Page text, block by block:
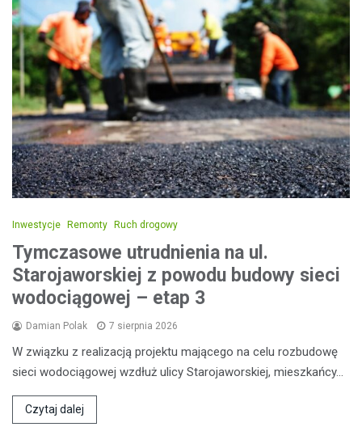
Inwestycje Remonty Ruch drogowy
Tymczasowe utrudnienia na ul.
Starojaworskiej z powodu budowy sieci
wodociągowej – etap 3
Damian Polak 7 sierpnia 2026
W związku z realizacją projektu mającego na celu rozbudowę
sieci wodociągowej wzdłuż ulicy Starojaworskiej, mieszkańcy…
Czytaj dalej